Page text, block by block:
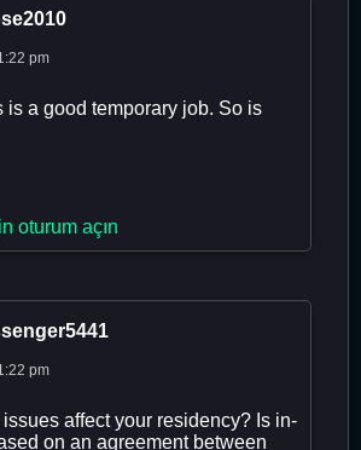
pm
is a good temporary job. So is
oturum açın
pm
affect your residency? Is in-
on an agreement between